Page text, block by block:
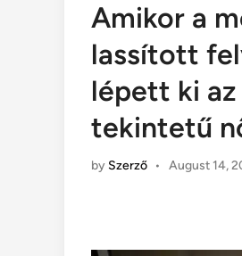
Amikor a
lassított
lépett ki
tekintetű
by Szerző • August 14,